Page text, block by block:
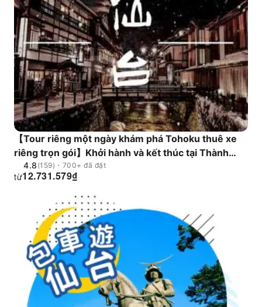
【Tour riêng một ngày khám phá Tohoku thuê xe
riêng trọn gói】Khởi hành và kết thúc tại Thành
phố Sendai / Zao Ogama / Làng Cáo / Suối nước
nóng Ginzan / Suối Nibi / Đại sảnh Sendai
Daikannon / Thiên đường hoa anh đào | Lịch trình
linh hoạt
4.8 (159)・700+ đã đặt
₫
12.731.579
từ